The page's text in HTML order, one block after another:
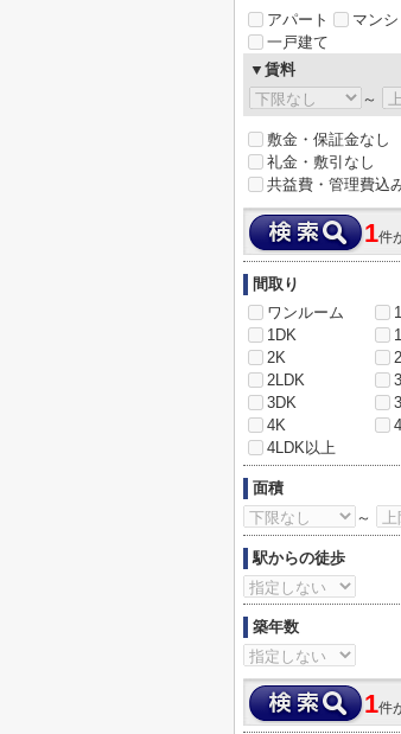
アパート
マン
一戸建て
▼賃料
～
敷金・保証金なし
礼金・敷引なし
共益費・管理費込
1件
間取り
ワンルーム
1DK
2K
2LDK
3DK
4K
4LDK以上
面積
～
駅からの徒歩
築年数
1件